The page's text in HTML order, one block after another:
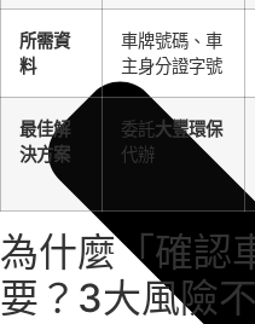
所需資
料
車牌號碼、車
主身分證字號
最佳解
決方案
委託大豐環保
代辦
為什麼「確認
要？3大風險